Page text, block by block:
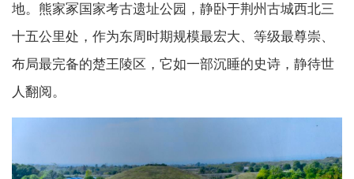
地。熊家冢国家考古遗址公园，静卧于荆州古城西北三
十五公里处，作为东周时期规模最宏大、等级最尊崇、
布局最完备的楚王陵区，它如一部沉睡的史诗，静待世
人翻阅。